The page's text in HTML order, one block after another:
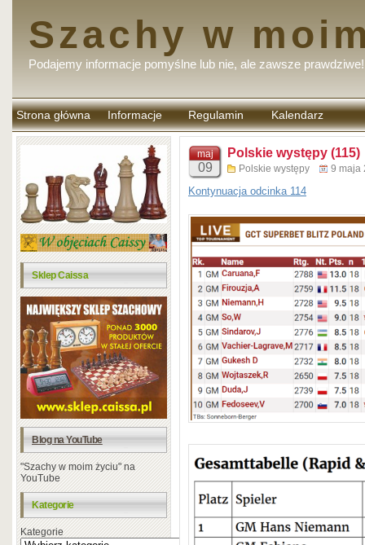
Szachy w
Podajemy informacje pomyślne lub nie, ale zawsze prawdziwe!
Strona główna Informacje Regulamin
komentarzy
Kalendarz
Sklep Caissa
Blog na YouTube
"Szachy w moim życiu" na
YouTube
Kategorie
Kategorie
maj
09
Polskie występy (115)
Polskie występy 9 maja
Kontynuacja odcinka 114